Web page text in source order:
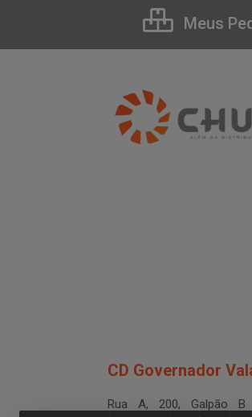
Meus
CD Governador
Rua A, 200, Galpão B